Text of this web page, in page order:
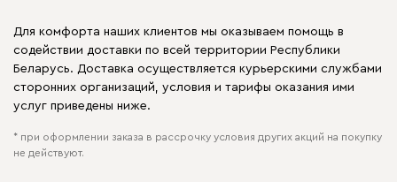
Для комфорта наших клиентов мы оказываем помощь в
содействии доставки по всей территории Республики
Беларусь. Доставка осуществляется курьерскими службами
сторонних организаций, условия и тарифы оказания ими
услуг приведены ниже.
* при оформлении заказа в рассрочку условия других акций на покупку
не действуют.